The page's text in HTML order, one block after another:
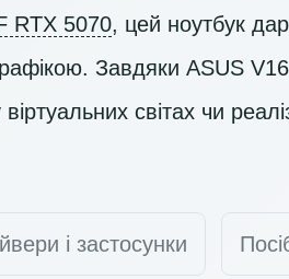
RTX 5070, цей ноутбук
Завдяки ASUS
світах чи
і застосунки